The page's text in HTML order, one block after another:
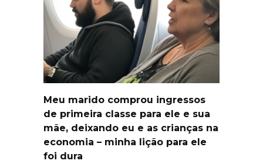
Meu marido comprou ingressos
de primeira classe para ele e sua
mãe, deixando eu e as crianças na
economia – minha lição para ele
foi dura